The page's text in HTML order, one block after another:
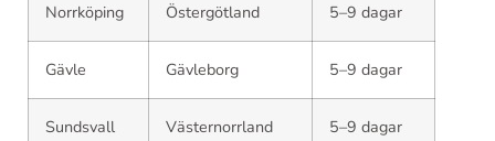
Norrköping Östergötland 5–9 dagar
Gävle Gävleborg 5–9 dagar
Sundsvall Västernorrland 5–9 dagar